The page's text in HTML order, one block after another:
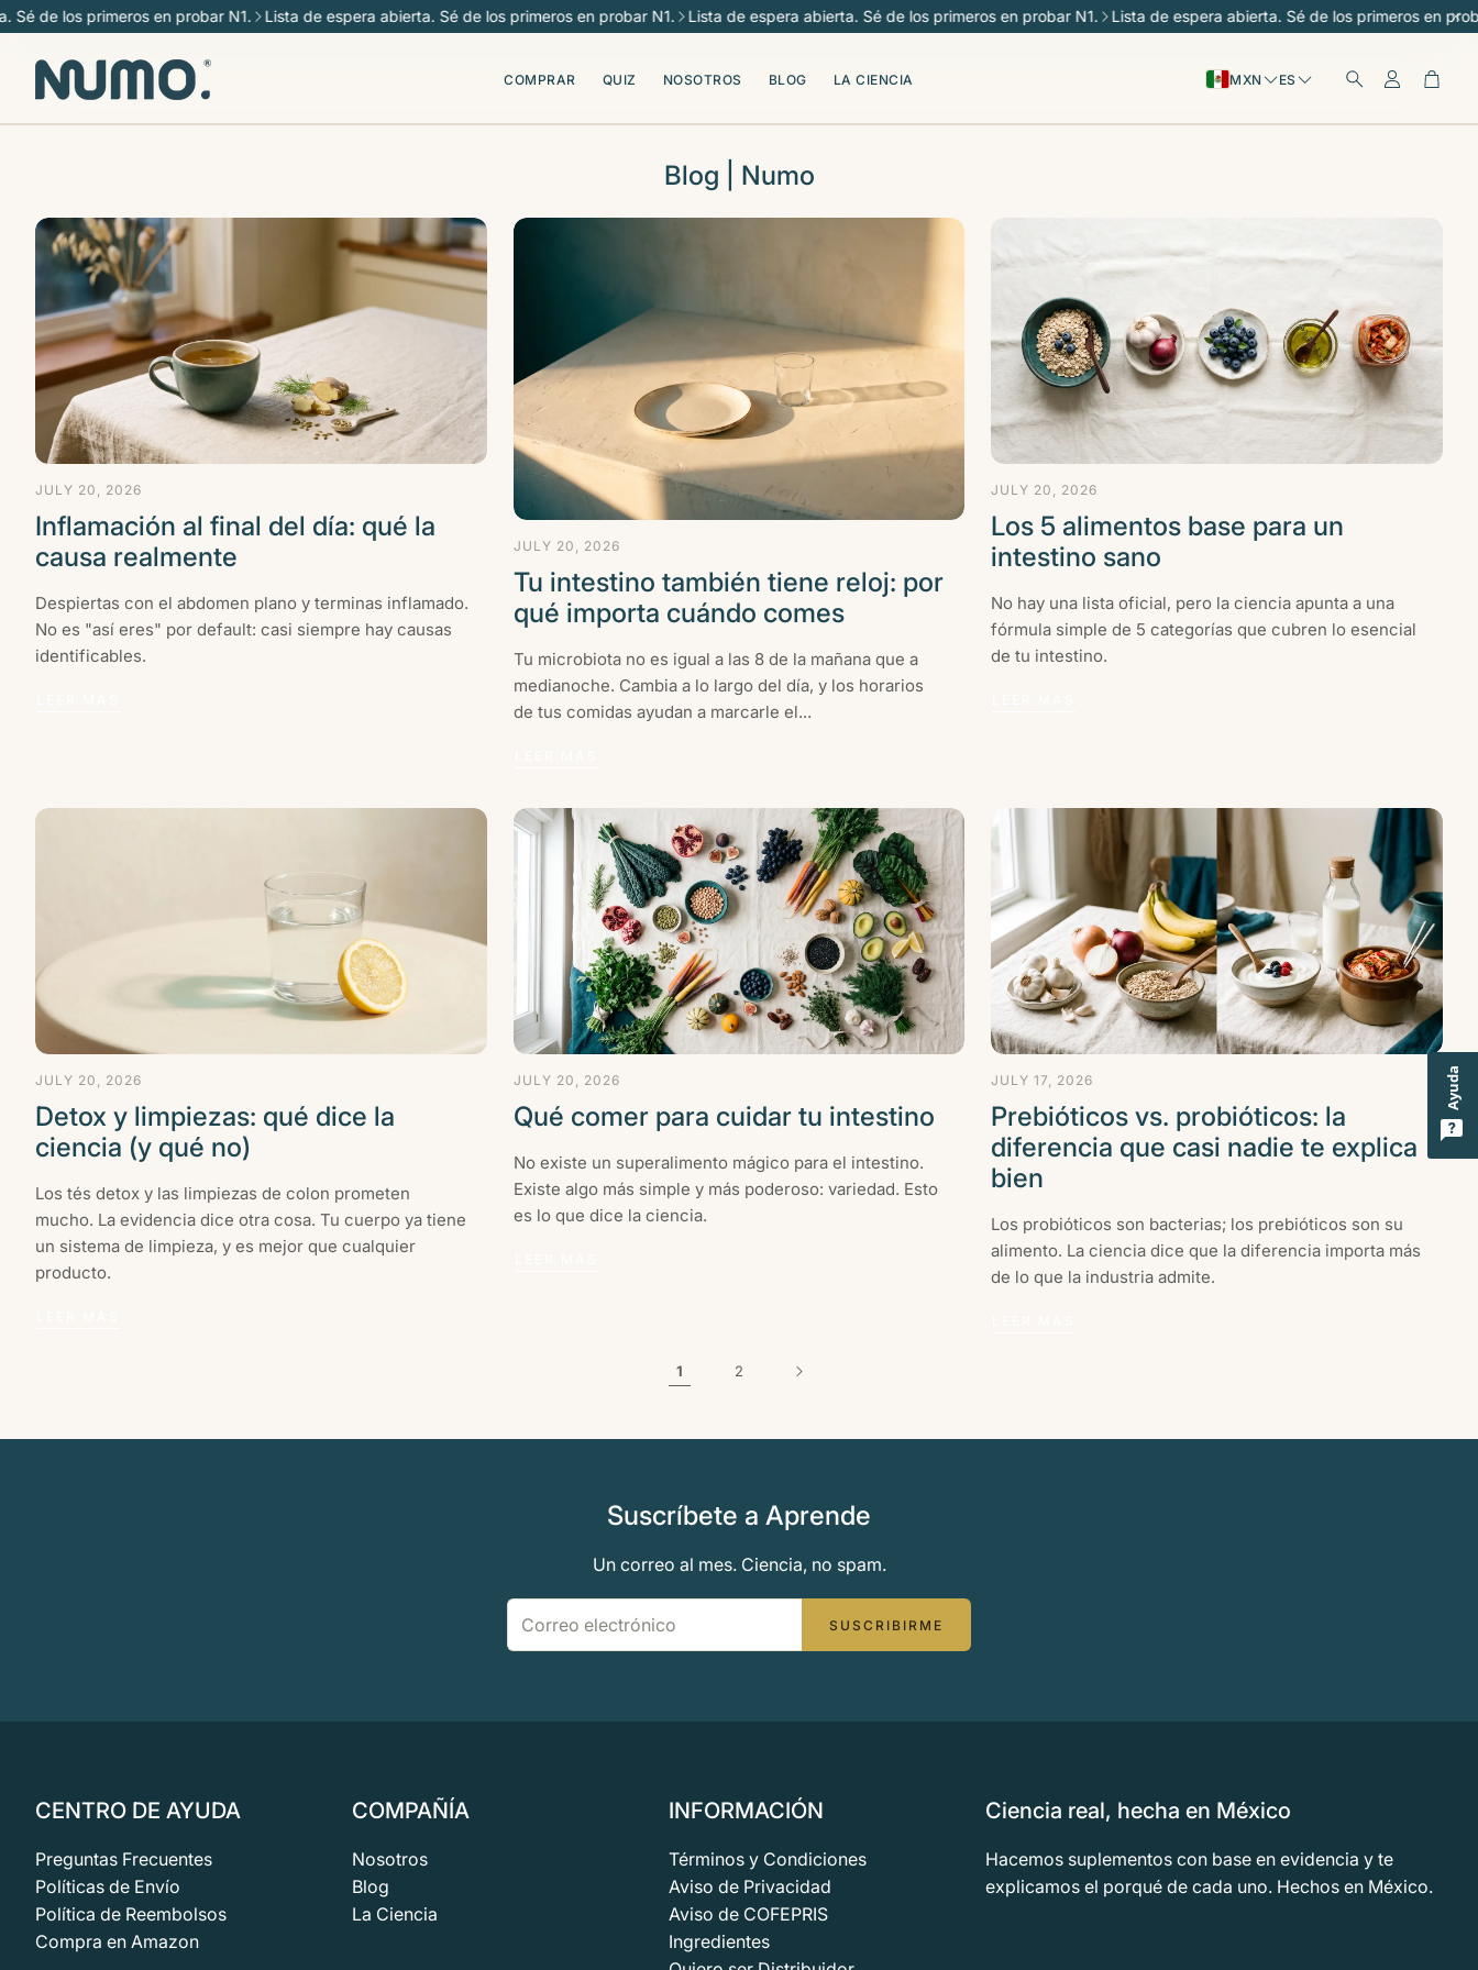
los primeros en probar N1. Lista de espera abierta. Sé de los primeros en probar N1. Lista de espera abierta. Sé de los primeros en probar N1. Lista de espera abierta. Sé de los primeros en probar
COMPRAR QUIZ NOSOTROS BLOG LA CIENCIA MXN ES
BuscarCuenta
Blog | Numo
JULY 20, 2026
Inflamación al final del día: qué la
causa realmente
Despiertas con el abdomen plano y terminas inflamado.
No es "así eres" por default: casi siempre hay causas
identificables.
JULY 20, 2026
Tu intestino también tiene reloj: por
qué importa cuándo comes
Tu microbiota no es igual a las 8 de la mañana que a
medianoche. Cambia a lo largo del día, y los horarios
de tus comidas ayudan a marcarle el...
JULY 20, 2026
Los 5 alimentos base para un
intestino sano
No hay una lista oficial, pero la ciencia apunta a una
fórmula simple de 5 categorías que cubren lo esencial
de tu intestino.
JULY 20, 2026
Detox y limpiezas: qué dice la
ciencia (y qué no)
Los tés detox y las limpiezas de colon prometen
mucho. La evidencia dice otra cosa. Tu cuerpo ya tiene
un sistema de limpieza, y es mejor que cualquier
producto.
JULY 20, 2026
Qué comer para cuidar tu intestino
No existe un superalimento mágico para el intestino.
Existe algo más simple y más poderoso: variedad. Esto
es lo que dice la ciencia.
JULY 17, 2026
Prebióticos vs. probióticos: la
diferencia que casi nadie te explica
bien
Los probióticos son bacterias; los prebióticos son su
alimento. La ciencia dice que la diferencia importa más
de lo que la industria admite.
1 2
Suscríbete a Aprende
Un correo al mes. Ciencia, no spam.
SUSCRIBIRME
CENTRO DE AYUDA
Preguntas Frecuentes
Políticas de Envío
Política de Reembolsos
Compra en Amazon
COMPAÑÍA
Nosotros
Blog
La Ciencia
INFORMACIÓN
Términos y Condiciones
Aviso de Privacidad
Aviso de COFEPRIS
Ingredientes
Ciencia real, hecha en México
Hacemos suplementos con base en evidencia y te
explicamos el porqué de cada uno. Hechos en México.
Ayuda